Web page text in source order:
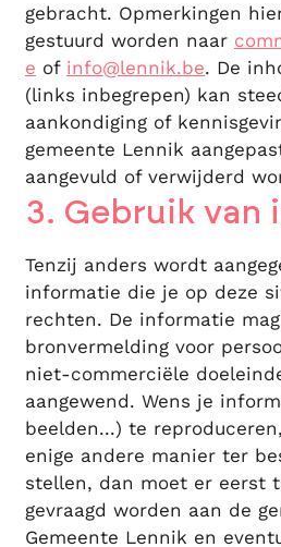
gebracht. Opmerkingen
gestuurd worden naar
e of info@lennik.be. De
(links inbegrepen) kan
aankondiging of
gemeente Lennik
aangevuld of verwijderd
3. Gebruik van
Tenzij anders wordt
informatie die je op deze
rechten. De informatie
bronvermelding voor
niet-commerciële
aangewend. Wens je
beelden...) te
enige andere manier ter
stellen, dan moet er eerst
gevraagd worden aan de
Gemeente Lennik en